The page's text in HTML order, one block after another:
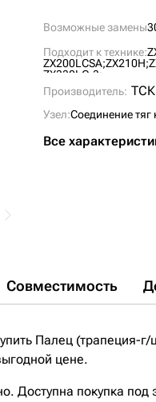
Возможные замены
Подходит к технике:
ZX200LCSA;ZX210H;
ZX330LC-3;
Производитель: ТСК
Узел:Соединение
Все
Совместимость
Палец (трапеция-
цене.
покупка под